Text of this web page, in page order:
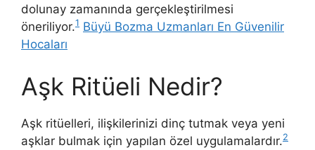
dolunay zamanında gerçekleştirilmesi
öneriliyor.1 Büyü Bozma Uzmanları En Güvenilir
Hocaları
Aşk Ritüeli Nedir?
Aşk ritüelleri, ilişkilerinizi dinç tutmak veya yeni
aşklar bulmak için yapılan özel uygulamalardır.2